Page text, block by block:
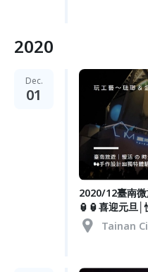
2020
Dec.
01
2020/12臺南
🏮🏮喜迎元旦
Tainan